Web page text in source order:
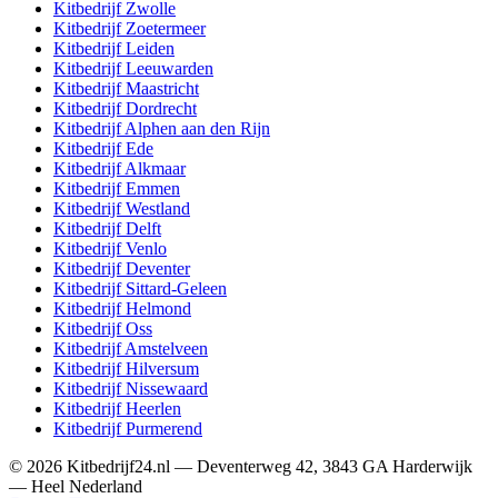
Kitbedrijf Zwolle
Kitbedrijf Zoetermeer
KitbedrijfLeiden
KitbedrijfLeeuwarden
KitbedrijfMaastricht
KitbedrijfDordrecht
KitbedrijfAlphen aan den Rijn
KitbedrijfEde
KitbedrijfAlkmaar
KitbedrijfEmmen
KitbedrijfWestland
KitbedrijfDelft
KitbedrijfVenlo
KitbedrijfDeventer
Kitbedrijf Sittard-Geleen
KitbedrijfHelmond
KitbedrijfOss
KitbedrijfAmstelveen
KitbedrijfHilversum
KitbedrijfNissewaard
KitbedrijfHeerlen
KitbedrijfPurmerend
© 2026 Kitbedrijf24.nl — Deventerweg 42, 3843 GA Harderwijk
— Heel Nederland